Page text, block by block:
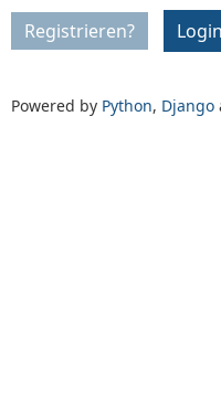
Registrieren? Login
Powered by Python, Django